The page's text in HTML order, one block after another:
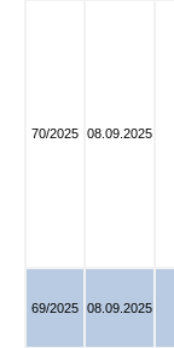
70/2025 08.09.2025
69/2025 08.09.2025